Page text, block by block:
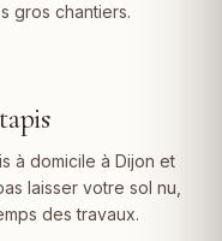
gros chantiers.
à domicile à Dijon et
laisser votre sol nu,
des travaux.